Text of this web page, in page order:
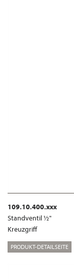
109.10.400.xxx
Standventil ½"
Kreuzgriff
PRODUKT-DETAILSEITE